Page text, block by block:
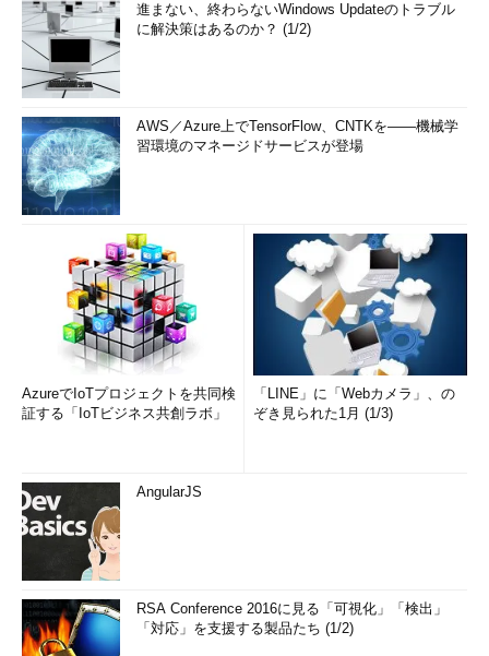
進まない、終わらないWindows Updateのトラブル
に解決策はあるのか？ (1/2)
AWS／Azure上でTensorFlow、CNTKを――機械学
習環境のマネージドサービスが登場
AzureでIoTプロジェクトを共同検
証する「IoTビジネス共創ラボ」
「LINE」に「Webカメラ」、の
ぞき見られた1月 (1/3)
AngularJS
RSA Conference 2016に見る「可視化」「検出」
「対応」を支援する製品たち (1/2)